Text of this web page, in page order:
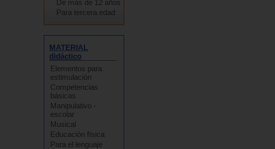
De más de 12 años
Para tercera edad
MATERIAL
didáctico
Elementos para
estimulación
Competencias
básicas
Manipulativo -
escolar
Musical
Educación física
Para el lenguaje